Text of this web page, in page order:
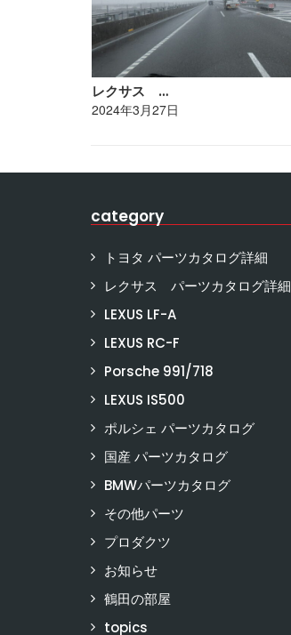
レクサス …
2024年3月27日
category
トヨタ パーツカタログ詳細
レクサス パーツカタログ詳細
LEXUS LF-A
LEXUS RC-F
Porsche 991/718
LEXUS IS500
ポルシェ パーツカタログ
国産 パーツカタログ
BMWパーツカタログ
その他パーツ
プロダクツ
お知らせ
鶴田の部屋
topics